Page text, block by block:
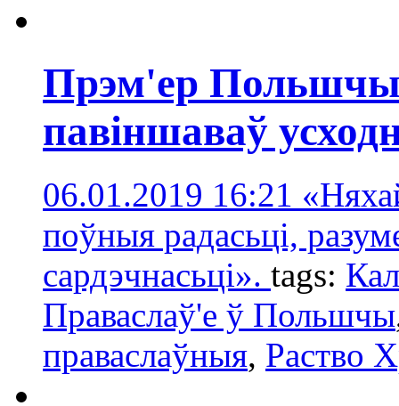
Прэм'ер
павіншаваў
06.01.2019 16:21
поўныя радасьці,
сардэчнасьці». tags:
Праваслаў'е ў Польшчы
праваслаўныя, Раство